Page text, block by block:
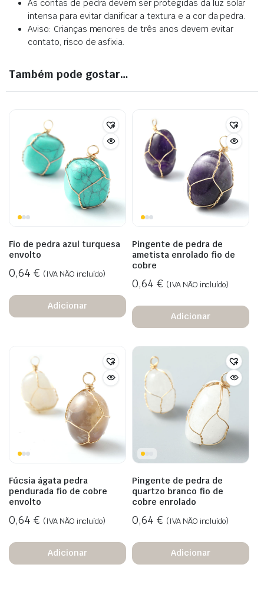
As contas de pedra devem ser protegidas da luz solar
intensa para evitar danificar a textura e a cor da pedra.
Aviso: Crianças menores de três anos devem evitar
contato, risco de asfixia.
Também pode gostar…
Fio de pedra azul turquesa
envolto
0,64 € (IVA NÃO incluído)
Adicionar
Pingente de pedra de
ametista enrolado fio de
cobre
0,64 € (IVA NÃO incluído)
Adicionar
Fúcsia ágata pedra
pendurada fio de cobre
envolto
0,64 € (IVA NÃO incluído)
Adicionar
Pingente de pedra de
quartzo branco fio de
cobre enrolado
0,64 € (IVA NÃO incluído)
Adicionar